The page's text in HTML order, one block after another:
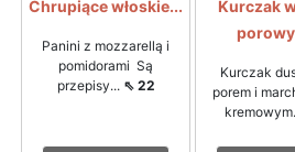
Chrupiące włoskie...
Panini z mozzarellą i
pomidorami Są
przepisy... ⇖ 22
Kurczak
Kurczak
porem i